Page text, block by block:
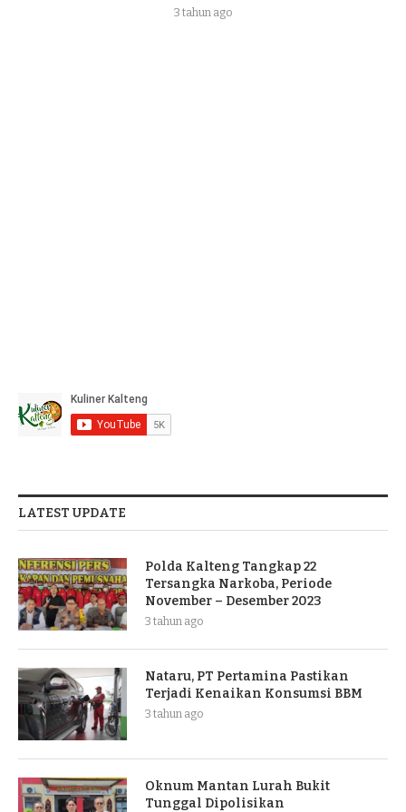
3 tahun ago
LATEST UPDATE
Polda Kalteng Tangkap 22
Tersangka Narkoba, Periode
November – Desember 2023
3 tahun ago
Nataru, PT Pertamina Pastikan
Terjadi Kenaikan Konsumsi BBM
3 tahun ago
Oknum Mantan Lurah Bukit
Tunggal Dipolisikan